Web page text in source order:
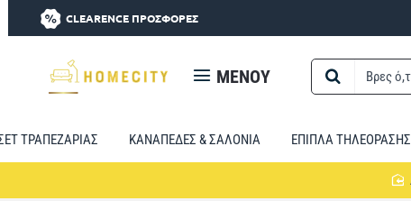
CLEARENCE ΠΡΟΣΦΟΡΕΣ
MENOY
Βρες
χρειαστείς...
ΤΡΑΠΕΖΑΡΙΑΣ ΚΑΝΑΠΕΔΕΣ & ΣΑΛΟΝΙΑ ΕΠΙΠΛΑ ΤΗΛΕΟΡΑΣΗΣ